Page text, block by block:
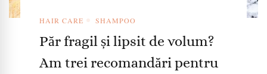
HAIR CARE SHAMPOO
Păr fragil și lipsit de volum?
Am trei recomandări pentru